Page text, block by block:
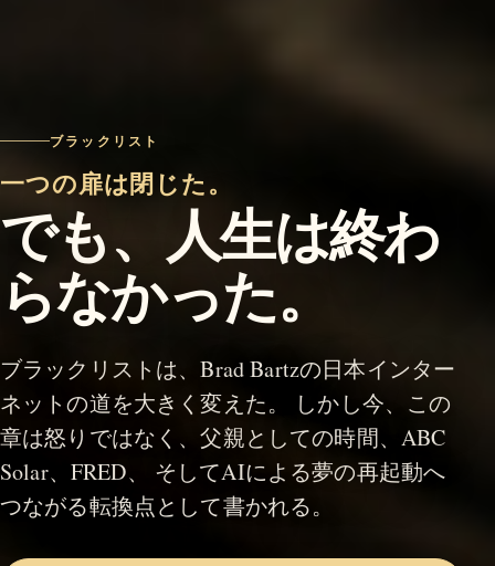
ブラックリスト
一つの扉は閉じた。
でも、人生は終わ
らなかった。
ブラックリストは、Brad Bartzの日本インター
ネットの道を大きく変えた。 しかし今、この
章は怒りではなく、父親としての時間、ABC
Solar、FRED、 そしてAIによる夢の再起動へ
つながる転換点として書かれる。